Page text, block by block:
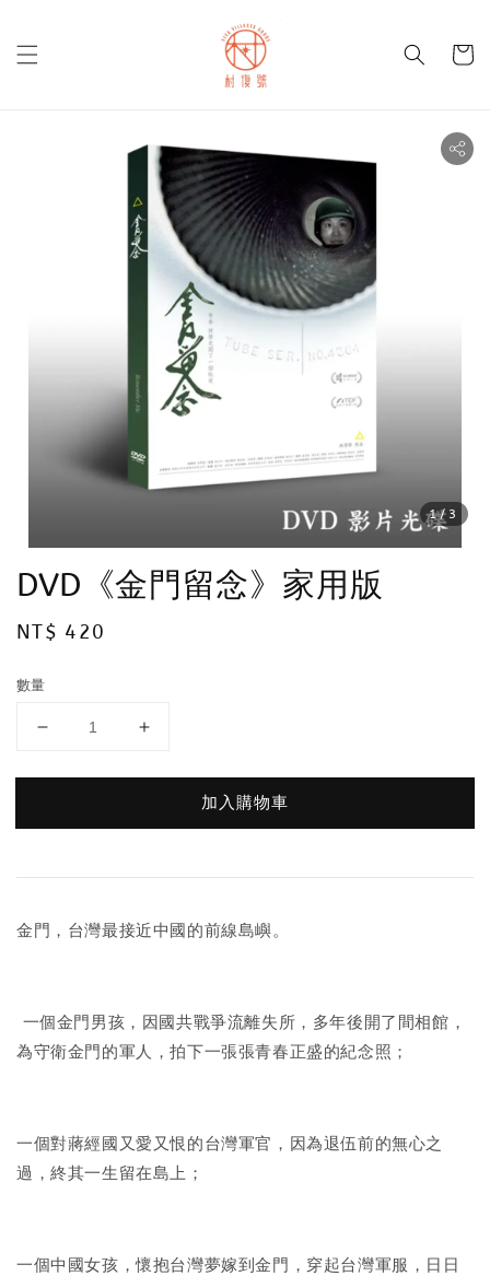
1/3
DVD《金門留念》家用版
Regular
NT$ 420
數量
加入購物車
金門，台灣最接近中國的前線島嶼。
一個金門男孩，因國共戰爭流離失所，多年後開了間相館，
為守衛金門的軍人，拍下一張張青春正盛的紀念照；
一個對蔣經國又愛又恨的台灣軍官，因為退伍前的無心之
過，終其一生留在島上；
一個中國女孩，懷抱台灣夢嫁到金門，穿起台灣軍服，日日